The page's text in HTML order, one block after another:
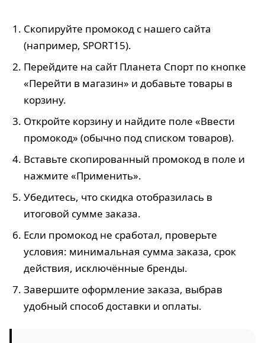
Скопируйте промокод с нашего сайта
(например, SPORT15).
Перейдите на сайт Планета Спорт по кнопке
«Перейти в магазин» и добавьте товары в
корзину.
Откройте корзину и найдите поле «Ввести
промокод» (обычно под списком товаров).
Вставьте скопированный промокод в поле и
нажмите «Применить».
Убедитесь, что скидка отобразилась в
итоговой сумме заказа.
Если промокод не сработал, проверьте
условия: минимальная сумма заказа, срок
действия, исключённые бренды.
Завершите оформление заказа, выбрав
удобный способ доставки и оплаты.